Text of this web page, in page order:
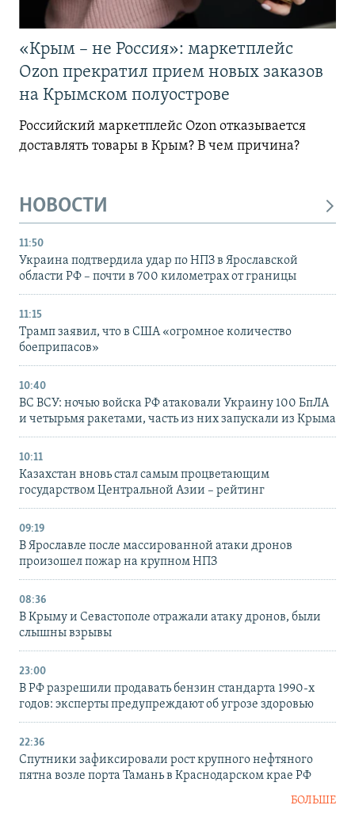
«Крым – не Россия»: маркетплейс
Ozon прекратил прием новых заказов
на Крымском полуострове
Российский маркетплейс Ozon отказывается
доставлять товары в Крым? В чем причина?
НОВОСТИ
11:50
Украина подтвердила удар по НПЗ в Ярославской
области РФ – почти в 700 километрах от границы
11:15
Трамп заявил, что в США «огромное количество
боеприпасов»
10:40
ВС ВСУ: ночью войска РФ атаковали Украину 100 БпЛА
и четырьмя ракетами, часть из них запускали из Крыма
10:11
Казахстан вновь стал самым процветающим
государством Центральной Азии – рейтинг
09:19
В Ярославле после массированной атаки дронов
произошел пожар на крупном НПЗ
08:36
В Крыму и Севастополе отражали атаку дронов, были
слышны взрывы
23:00
В РФ разрешили продавать бензин стандарта 1990-х
годов: эксперты предупреждают об угрозе здоровью
22:36
Спутники зафиксировали рост крупного нефтяного
пятна возле порта Тамань в Краснодарском крае РФ
БОЛЬШЕ